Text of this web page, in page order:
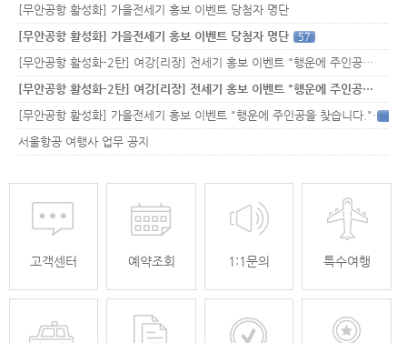
[무안공항 활성화] 가을전세기 홍보 이벤트 당첨자 명단
[무안공항 활성화] 가을전세기 홍보 이벤트 당첨자 명단
57
[무안공항 활성화-2탄] 여강[리장] 전세기 홍보 이벤트 "행운에 주인공…
[무안공항 활성화-2탄] 여강[리장] 전세기 홍보 이벤트 "행운에 주인공…
[무안공항 활성화] 가을전세기 홍보 이벤트 "행운에 주인공을 찾습니다."33
서울항공 여행사 업무 공지
고객센터 예약조회 1:1문의 특수여행